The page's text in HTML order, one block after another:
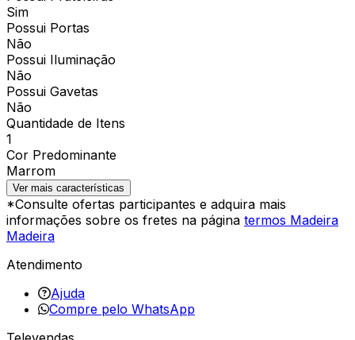
Sim
Possui Portas
Não
Possui Iluminação
Não
Possui Gavetas
Não
Quantidade de Itens
1
Cor Predominante
Marrom
Ver mais características
*Consulte ofertas participantes e adquira mais
informações sobre os fretes na página termos Madeira
Madeira
Atendimento
Ajuda
Compre pelo WhatsApp